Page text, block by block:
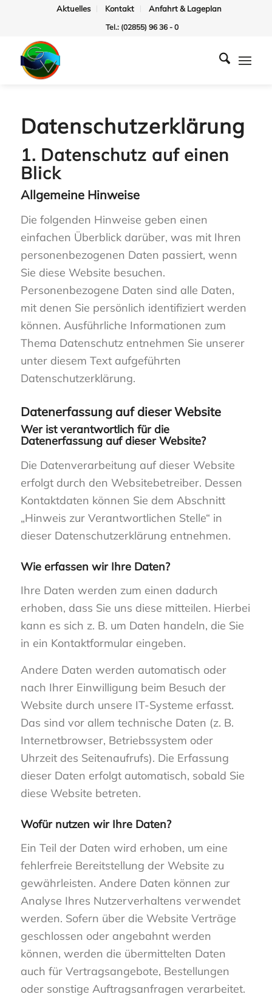
Aktuelles Kontakt Anfahrt & Lageplan
Tel.: (02855) 96 36 - 0
Datenschutz­erklärung
1. Datenschutz auf einen
Blick
Allgemeine Hinweise
Die folgenden Hinweise geben einen
einfachen Überblick darüber, was mit Ihren
personenbezogenen Daten passiert, wenn
Sie diese Website besuchen.
Personenbezogene Daten sind alle Daten,
mit denen Sie persönlich identifiziert werden
können. Ausführliche Informationen zum
Thema Datenschutz entnehmen Sie unserer
unter diesem Text aufgeführten
Datenschutzerklärung.
Datenerfassung auf dieser Website
Wer ist verantwortlich für die
Datenerfassung auf dieser Website?
Die Datenverarbeitung auf dieser Website
erfolgt durch den Websitebetreiber. Dessen
Kontaktdaten können Sie dem Abschnitt
„Hinweis zur Verantwortlichen Stelle“ in
dieser Datenschutzerklärung entnehmen.
Wie erfassen wir Ihre Daten?
Ihre Daten werden zum einen dadurch
erhoben, dass Sie uns diese mitteilen. Hierbei
kann es sich z. B. um Daten handeln, die Sie
in ein Kontaktformular eingeben.
Andere Daten werden automatisch oder
nach Ihrer Einwilligung beim Besuch der
Website durch unsere IT-Systeme erfasst.
Das sind vor allem technische Daten (z. B.
Internetbrowser, Betriebssystem oder
Uhrzeit des Seitenaufrufs). Die Erfassung
dieser Daten erfolgt automatisch, sobald Sie
diese Website betreten.
Wofür nutzen wir Ihre Daten?
Ein Teil der Daten wird erhoben, um eine
fehlerfreie Bereitstellung der Website zu
gewährleisten. Andere Daten können zur
Analyse Ihres Nutzerverhaltens verwendet
werden. Sofern über die Website Verträge
geschlossen oder angebahnt werden
können, werden die übermittelten Daten
auch für Vertragsangebote, Bestellungen
oder sonstige Auftragsanfragen verarbeitet.